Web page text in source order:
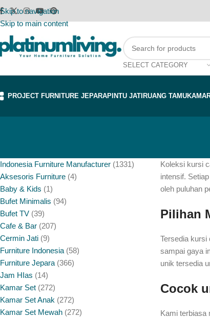
Skip to navigation
Skip to main content
SELECT CATEGORY
PROJECT FURNITURE JEPARAPINTU JATI RUANG TAMU
Indonesia Furniture Manufacturer 1331
Aksesoris Furniture 4
Baby & Kids 1
Bufet Minimalis 94
Bufet TV 39
Cafe & Bar 207
Cermin Jati 9
Furniture Indonesia 58
Furniture Jepara 366
Jam HIas 14
Kamar Set 272
Kamar Set Anak 272
Kamar Set Mewah 272
Koleksi kursi
intensif.
oleh puluhan
Pilihan
Tersedia kursi
sampai gaya
unik tersedia
Cocok
Kami terbiasa